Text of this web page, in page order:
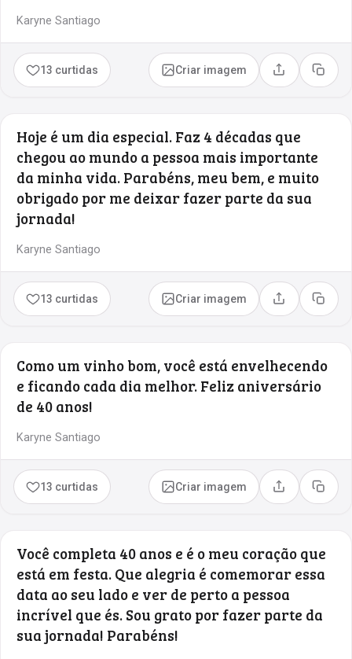
Karyne Santiago
13 curtidas Criar imagem Compartilhar
Copiar
Hoje é um dia especial. Faz 4 décadas que
chegou ao mundo a pessoa mais importante
da minha vida. Parabéns, meu bem, e muito
obrigado por me deixar fazer parte da sua
jornada!
Karyne Santiago
13 curtidas Criar imagem Compartilhar
Copiar
Como um vinho bom, você está envelhecendo
e ficando cada dia melhor. Feliz aniversário
de 40 anos!
Karyne Santiago
13 curtidas Criar imagem Compartilhar
Copiar
Você completa 40 anos e é o meu coração que
está em festa. Que alegria é comemorar essa
data ao seu lado e ver de perto a pessoa
incrível que és. Sou grato por fazer parte da
sua jornada! Parabéns!